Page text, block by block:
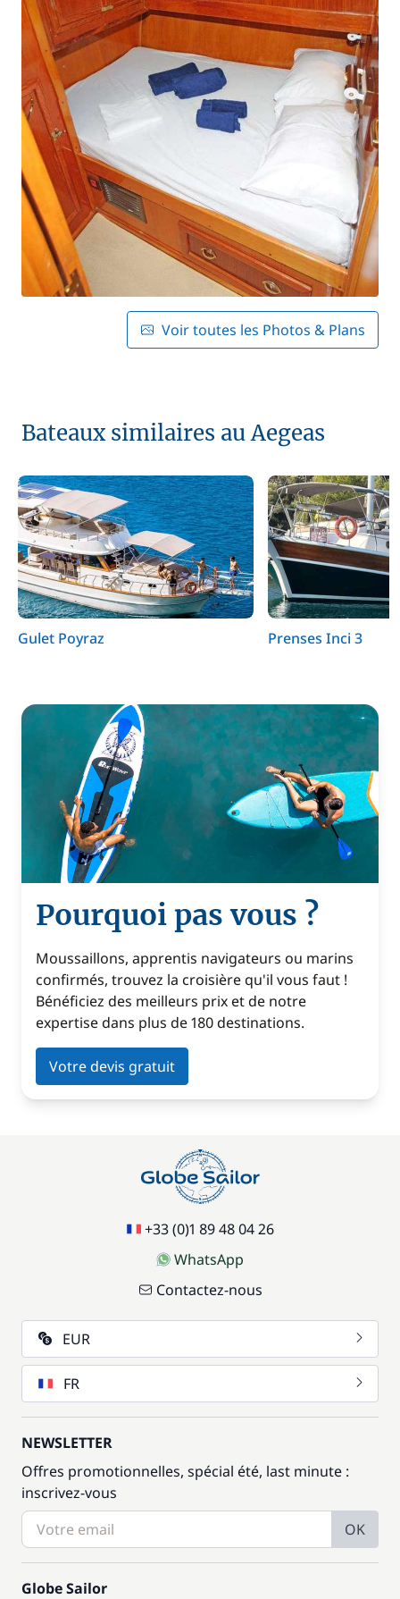
Voir toutes les Photos & Plans
Bateaux similaires au Aegeas
Gulet Poyraz Prenses Inci 3
Pourquoi pas vous ?
Moussaillons, apprentis navigateurs ou marins
confirmés, trouvez la croisière qu'il vous faut !
Bénéficiez des meilleurs prix et de notre
expertise dans plus de 180 destinations.
Votre devis gratuit
+33 (0)1 89 48 04 26
WhatsApp
Contactez-nous
EUR
FR
NEWSLETTER
Offres promotionnelles, spécial été, last minute :
inscrivez-vous
OK
Globe Sailor